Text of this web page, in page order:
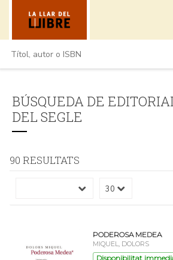
BÚSQUEDA DE
DEL SEGLE
90 RESULTATS
PODEROSA MEDEA
MIQUEL, DOLORS
Disponibilitat